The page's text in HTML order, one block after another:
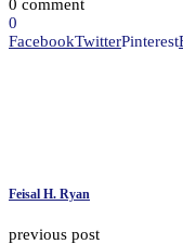
0 comment
0
FacebookTwitterPinterest
Feisal H. Ryan
previous post